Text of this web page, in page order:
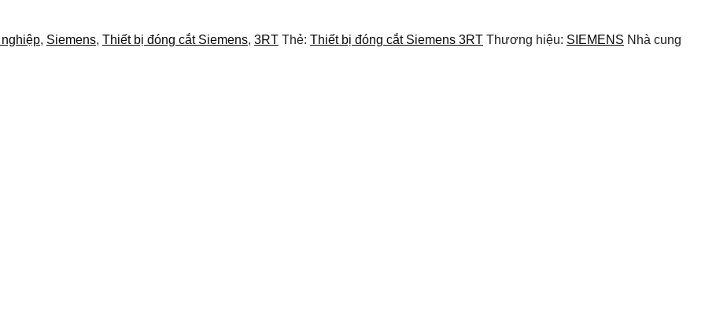
, Siemens, Thiết bị đóng cắt Siemens, 3RT Thẻ: Thiết bị đóng cắt Siemens 3RT Thương hiệu: SIEMENS Nhà cung